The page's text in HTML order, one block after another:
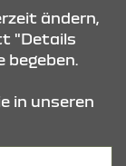
ändern,
"Details
in unseren